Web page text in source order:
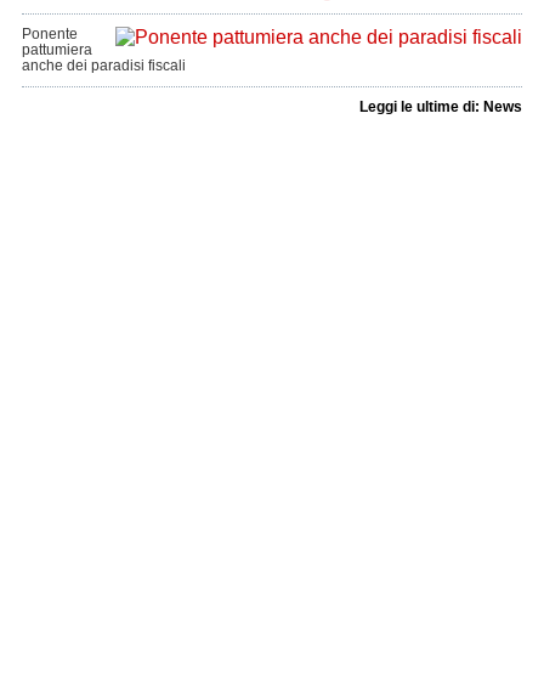
Ponente
pattumiera
anche dei paradisi fiscali
Leggi le ultime di: News